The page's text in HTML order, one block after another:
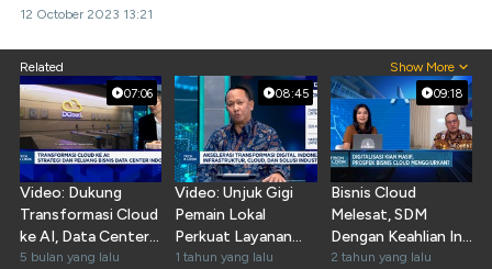
12 October 2023 13:21
Related Show More
07:06
Video: Dukung
Transformasi Cloud
ke AI, Data Center
"Wajib" Punya Ini
5 bulan yang lalu
08:45
Video: Unjuk Gigi
Pemain Lokal
Perkuat Layanan
Internet - Data
1 tahun yang lalu
09:18
Bisnis Cloud
Melesat, SDM
Dengan Keahlian Ini
Banyak Dicari!
2 tahun yang lalu